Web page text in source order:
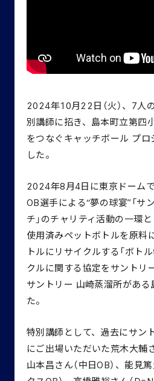
2024年10月22日（火）、7人
別講師に招き、島本町立第四
をつなぐキャッチボール プロ
した。
2024年8月4日に東京ドーム
OB選手による“夢の球宴”「サ
チ」のチャリティ活動の一環
使用済みペットボトルを原料
トルにリサイクルする「ボト
クルに関する協定をサントリ
サントリー 山崎蒸溜所があ
た。
特別講師として、過去にサン
にご出場いただいた荒木大輔さ
⼭本昌さん（中⽇OB）、能⾒